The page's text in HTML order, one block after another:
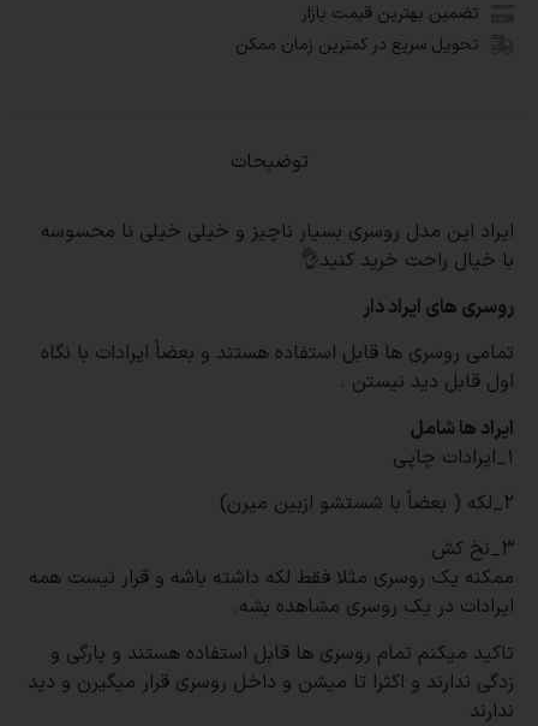
تضمین بهترین قیمت بازار
تحویل سریع در کمترین زمان ممکن
توضیحات
ایراد این مدل روسری بسیار ناچیز و خیلی خیلی نا محسوسه
با خیال راحت خرید کنید👌
روسری های ایراد دار
تمامی روسری ها قابل استفاده هستند و بعضاً ایرادات با نگاه
اول قابل دید نیستن .
ایراد ها شامل
۱_ایرادات چاپی
۲_لکه ( بعضاً با شستشو ازبین میرن)
۳_نخ کش
ممکنه یک روسری مثلا فقط لکه داشته باشه و قرار نیست همه
ایرادات در یک روسری مشاهده بشه.
تاکید میکنم تمام روسری ها قابل استفاده هستند و پارگی و
زدگی ندارند و اکثرا تا میشن و داخل روسری قرار میگیرن و دید
ندارند